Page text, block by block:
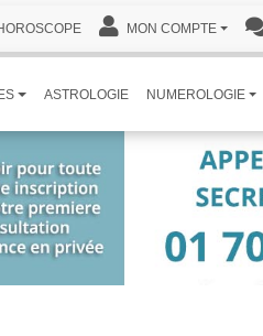
MON COMPTE
ASTROLOGIE NUMEROLOGIE